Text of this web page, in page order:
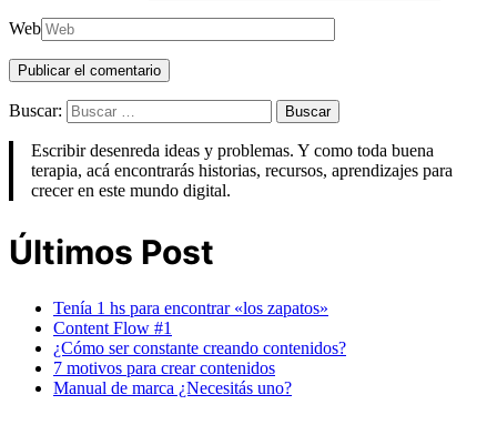
Web
Buscar:
Escribir desenreda ideas y problemas. Y como toda buena
terapia, acá encontrarás historias, recursos, aprendizajes para
crecer en este mundo digital.
Últimos Post
Tenía 1 hs para encontrar «los zapatos»
Content Flow #1
¿Cómo ser constante creando contenidos?
7 motivos para crear contenidos
Manual de marca ¿Necesitás uno?